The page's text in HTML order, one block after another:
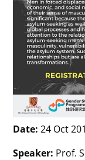
Date: 24 Oct
Speaker: Prof.